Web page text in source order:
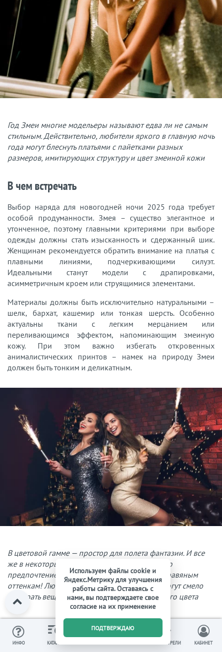
Год Змеи многие модельеры называют едва ли не самым
стильным. Действительно, любители яркого в главную ночь
года могут блеснуть платьями с пайетками разных
размеров, имитирующих структуру и цвет змеиной кожи
В чем встречать
Выбор наряда для новогодней ночи 2025 года требует
особой продуманности. Змея – существо элегантное и
утонченное, поэтому главными критериями при выборе
одежды должны стать изысканность и сдержанный шик.
Женщинам рекомендуется обратить внимание на платья с
плавными линиями, подчеркивающими силуэт.
Идеальными станут модели с драпировками,
асимметричным кроем или струящимися элементами.
Материалы должны быть исключительно натуральными –
шелк, бархат, кашемир или тонкая шерсть. Особенно
актуальны ткани с легким мерцанием или
переливающимся эффектом, напоминающим змеиную
кожу. При этом важно избегать откровенных
анималистических принтов – намек на природу Змеи
должен быть тонким и деликатным.
В цветовой гамме — простор для полета фантазии. И все
же в некоторых рекомендациях говорится, что
предпочтение стоит отдавать изумрудным и травяным
оттенкам! Любители менее броских цветов могут смело
выбирать вещи серого, молочного, коричневого цвета
Цветовая гамма праздничного наряда должна
соответствовать символике года. Беспроигрышными
вариантами станут все оттенки зеленого – от нежного
ИНФО КАТАЛОГ
0
ВЫ СМОТРЕЛИ КАБИНЕТ
Используем файлы cookie и
Яндекс.Метрику для улучшения
работы сайта. Оставаясь с
нами, вы подтверждаете свое
согласие на их применение
ПОДТВЕРЖДАЮ